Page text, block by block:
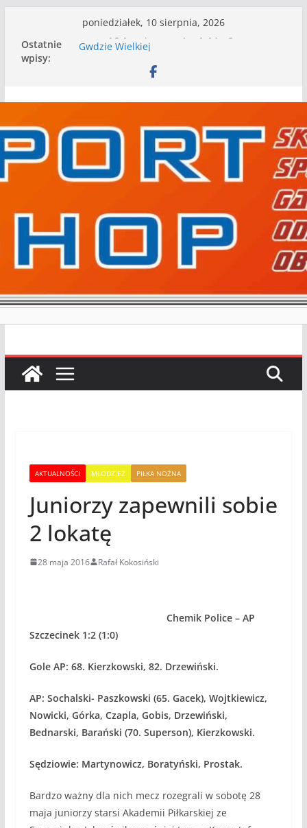
treści
poniedziałek, 10 sierpnia, 2026
Ostatnie
wpisy:
WKS wygrywa pierwszą edycję Ligi Szóstek w
Gwdzie Wielkiej
I mamy kolejne gry kontrolne, piłkarskie
granie przed nami
kontrolnych
Nasze piłkarskie zespoły w toku przygotowań
do sezonu. Kolejne gry kontrolne przed nimi
Kolejne gry kontrolne naszych piłkarskich
zespołów za nami
AKTUALNOŚCI MŁODZIEŻ PIŁKA NOŻNA
Juniorzy zapewnili sobie
2 lokatę
28 maja 2016 Rafał Kokosiński
Chemik Police – AP
Szczecinek 1:2 (1:0)
Gole AP: 68. Kierzkowski, 82. Drzewiński.
AP: Sochalski- Paszkowski (65. Gacek), Wojtkiewicz,
Nowicki, Górka, Czapla, Gobis, Drzewiński,
Bednarski, Barański (70. Superson), Kierzkowski.
Sędziowie: Martynowicz, Boratyński, Prostak.
Bardzo ważny dla nich mecz rozegrali w sobotę 28
maja juniorzy starsi Akademii Piłkarskiej ze